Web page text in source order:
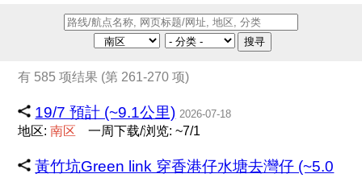
搜寻
有 585 项结果 (第 261-270 项)
19/7 預計 (~9.1公里) 2026-07-18
地区:南区 一周下载/浏览: ~7/1
黃竹坑Green link 穿香港仔水塘去灣仔 (~5.0